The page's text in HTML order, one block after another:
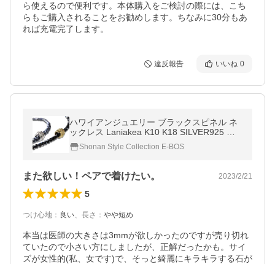
ら使えるので便利です。本体購入をご検討の際には、こち
らもご購入されることをお勧めします。ちなみに30分もあ
れば充電完了します。
違反報告 いいね 0
ハワイアンジュエリー ブラックスピネル ネ
ックレス Laniakea K10 K18 SILVER925 プ
ルメリア バレル ペンダント オーダーメイド
lfp106
Shonan Style Collection E-BOS
また欲しい！ペアで着けたい。 2023/2/21
5
つけ心地 ： 良い、 長さ ： やや短め
本当は医師の大きさは3mmが欲しかったのですが売り切れ
ていたので小さい方にしましたが、正解だったかも。サイ
ズが女性的(私、女です)で、そっと綺麗にキラキラする石が